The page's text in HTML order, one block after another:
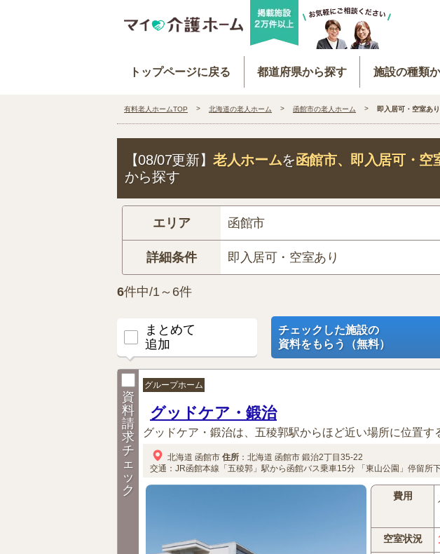
トップページに戻る 都道府県から探す 施設の種類
有料老人ホームTOP 北海道の老人ホーム 函館市の老人ホーム 即入居可・空室あ
【08/07更新】老人ホームを函館市、即入居可・空
から探す
エリア 函館市
詳細条件 即入居可・空室あり
6件中/1～6件
まとめて
追加
チェックした施設の
資料をもらう（無料）
資
料
請
求
チ
ェ
ッ
ク
グループホーム
グッドケア・鍛治
グッドケア・鍛治は、五稜郭駅からほど近い場所に位置す
北海道 函館市 住所 ： 北海道 函館市 鍛治2丁目35-22
交通：JR函館本線「五稜郭」駅から函館バス乗車15分 「東山公園」停留所
費用
空室状況